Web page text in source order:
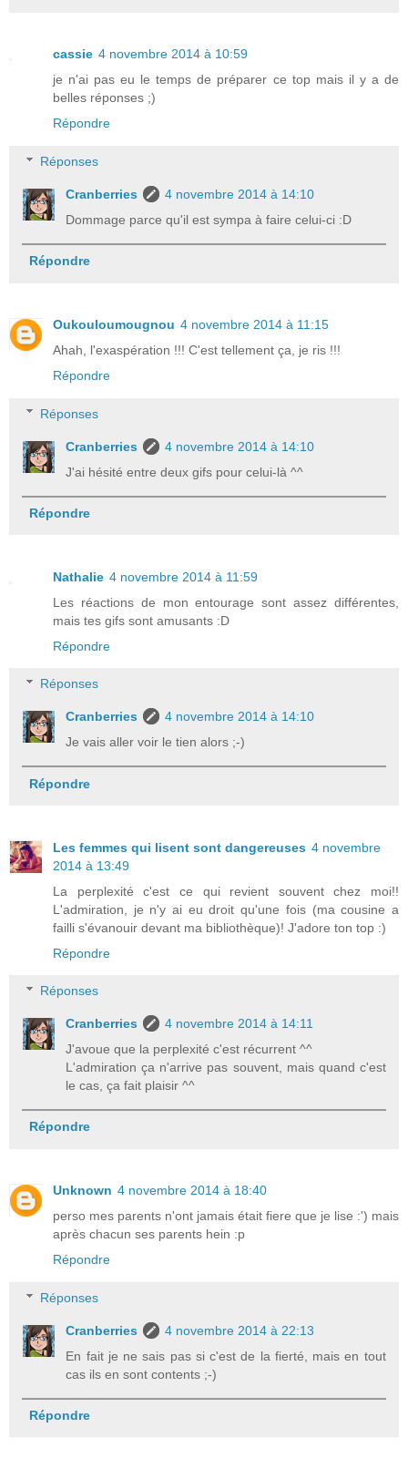
cassie 4 novembre 2014 à 10:59
je n'ai pas eu le temps de préparer ce top mais il y a de
belles réponses ;)
Répondre
Réponses
Cranberries
4 novembre 2014 à 14:10
Dommage parce qu'il est sympa à faire celui-ci :D
Répondre
Oukouloumougnou 4 novembre 2014 à 11:15
Ahah, l'exaspération !!! C'est tellement ça, je ris !!!
Répondre
Réponses
Cranberries
4 novembre 2014 à 14:10
J'ai hésité entre deux gifs pour celui-là ^^
Répondre
Nathalie 4 novembre 2014 à 11:59
Les réactions de mon entourage sont assez différentes,
mais tes gifs sont amusants :D
Répondre
Réponses
Cranberries
4 novembre 2014 à 14:10
Je vais aller voir le tien alors ;-)
Répondre
Les femmes qui lisent sont dangereuses 4 novembre
2014 à 13:49
La perplexité c'est ce qui revient souvent chez moi!!
L'admiration, je n'y ai eu droit qu'une fois (ma cousine a
failli s'évanouir devant ma bibliothèque)! J'adore ton top :)
Répondre
Réponses
Cranberries
4 novembre 2014 à 14:11
J'avoue que la perplexité c'est récurrent ^^
L'admiration ça n'arrive pas souvent, mais quand c'est
le cas, ça fait plaisir ^^
Répondre
Unknown 4 novembre 2014 à 18:40
perso mes parents n'ont jamais était fiere que je lise :') mais
après chacun ses parents hein :p
Répondre
Réponses
Cranberries
4 novembre 2014 à 22:13
En fait je ne sais pas si c'est de la fierté, mais en tout
cas ils en sont contents ;-)
Répondre